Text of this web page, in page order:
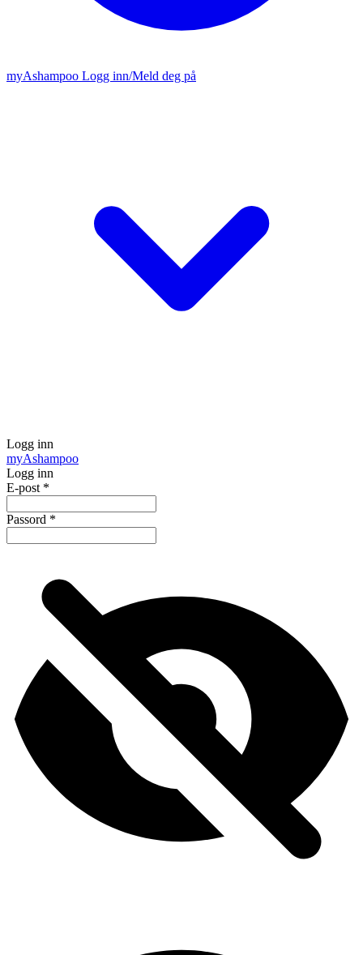
myAshampoo Logg inn/Meld deg på
Logg inn
myAshampoo
Logg inn
E-post *
Passord *